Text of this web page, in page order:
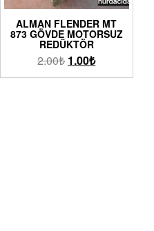
ALMAN FLENDER MT
873 GÖVDE MOTORSUZ
REDÜKTÖR
2.00₺ 1.00₺